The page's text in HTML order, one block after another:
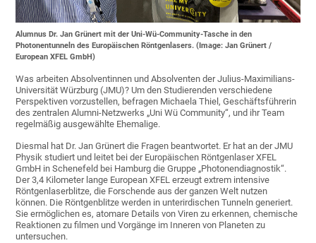
Alumnus Dr. Jan Grünert mit der Uni-Wü-Community-Tasche in den
Photonentunneln des Europäischen Röntgenlasers. (Image: Jan Grünert /
European XFEL GmbH)
Was arbeiten Absolventinnen und Absolventen der Julius-Maximilians-
Universität Würzburg (JMU)? Um den Studierenden verschiedene
Perspektiven vorzustellen, befragen Michaela Thiel, Geschäftsführerin
des zentralen Alumni-Netzwerks „Uni Wü Community“, und ihr Team
regelmäßig ausgewählte Ehemalige.
Diesmal hat Dr. Jan Grünert die Fragen beantwortet. Er hat an der JMU
Physik studiert und leitet bei der Europäischen Röntgenlaser XFEL
GmbH in Schenefeld bei Hamburg die Gruppe „Photonendiagnostik“.
Der 3,4 Kilometer lange European XFEL erzeugt extrem intensive
Röntgenlaserblitze, die Forschende aus der ganzen Welt nutzen
können. Die Röntgenblitze werden in unterirdischen Tunneln generiert.
Sie ermöglichen es, atomare Details von Viren zu erkennen, chemische
Reaktionen zu filmen und Vorgänge im Inneren von Planeten zu
untersuchen.